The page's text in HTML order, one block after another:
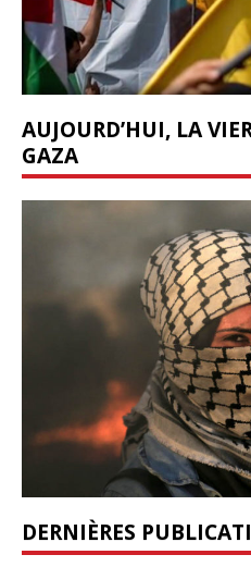
AUJOURD’HUI, LA
GAZA
DERNIÈRES